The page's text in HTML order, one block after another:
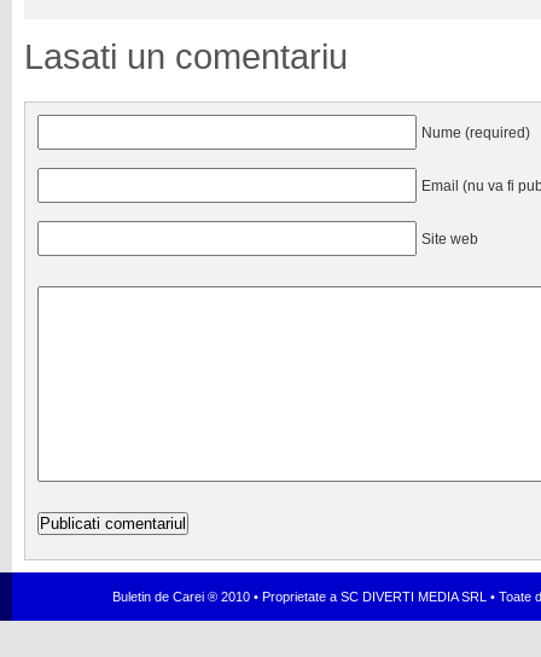
Lasati un comentariu
Nume (required)
Email (nu va fi
Site web
Buletin de Carei ® 2010 • Proprietate a SC DIVERTI MEDIA SRL •